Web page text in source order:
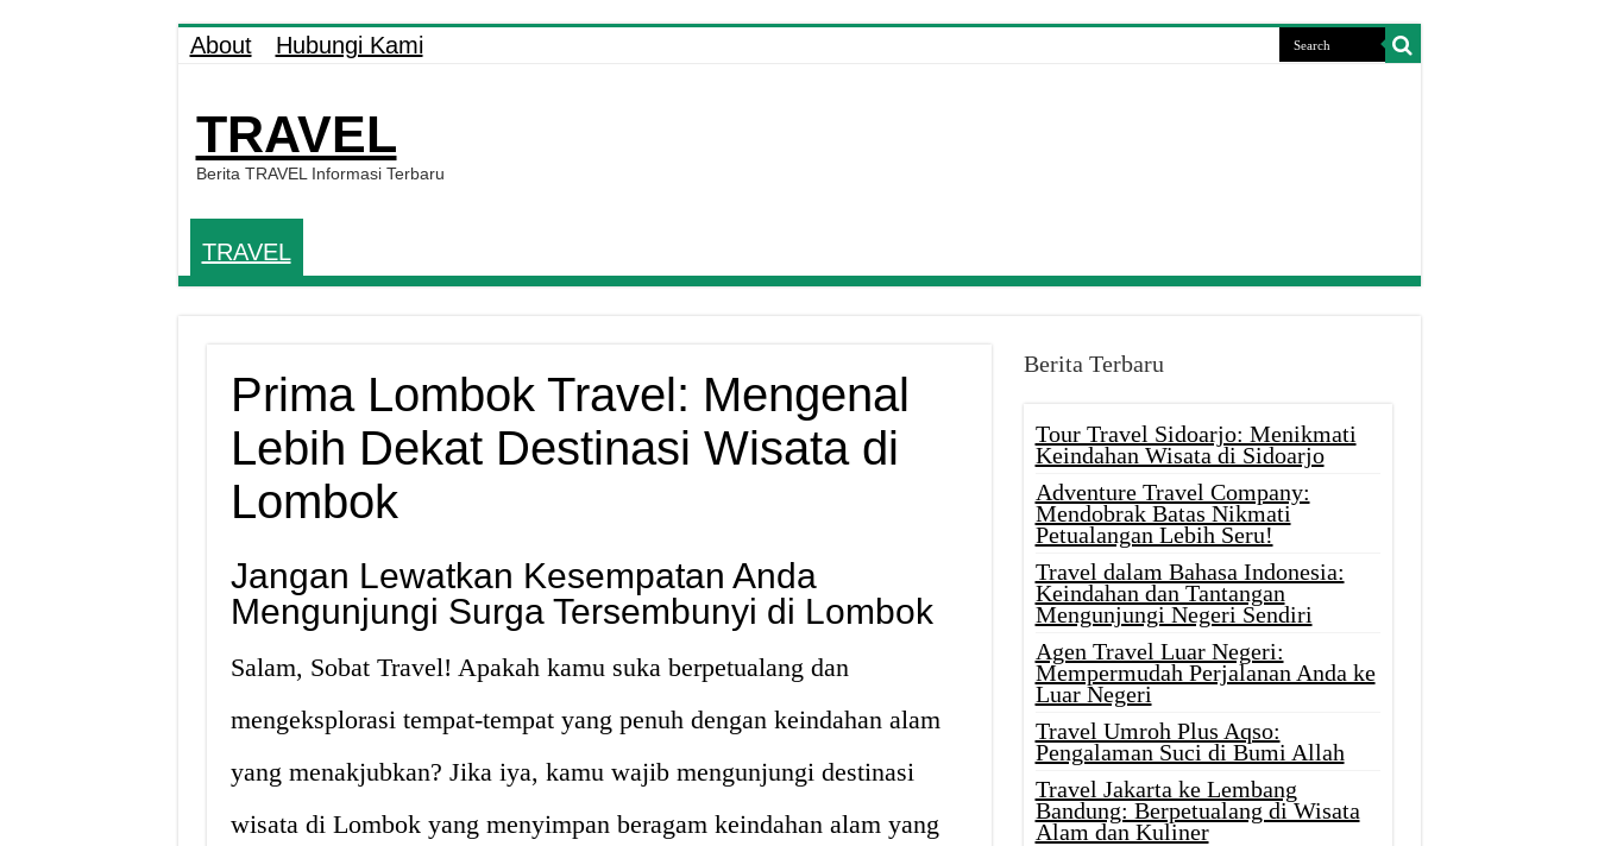
About Hubungi Kami
TRAVEL
Berita TRAVEL Informasi Terbaru
TRAVEL
Prima Lombok Travel: Mengenal
Lebih Dekat Destinasi Wisata di
Lombok
Jangan Lewatkan Kesempatan Anda
Mengunjungi Surga Tersembunyi di Lombok
Salam, Sobat Travel! Apakah kamu suka berpetualang dan
mengeksplorasi tempat-tempat yang penuh dengan keindahan alam
yang menakjubkan? Jika iya, kamu wajib mengunjungi destinasi
wisata di Lombok yang menyimpan beragam keindahan alam yang
Berita Terbaru
Tour Travel Sidoarjo: Menikmati
Keindahan Wisata di Sidoarjo
Adventure Travel Company:
Mendobrak Batas Nikmati
Petualangan Lebih Seru!
Travel dalam Bahasa Indonesia:
Keindahan dan Tantangan
Mengunjungi Negeri Sendiri
Agen Travel Luar Negeri:
Mempermudah Perjalanan Anda ke
Luar Negeri
Travel Umroh Plus Aqso:
Pengalaman Suci di Bumi Allah
Travel Jakarta ke Lembang
Bandung: Berpetualang di Wisata
Alam dan Kuliner